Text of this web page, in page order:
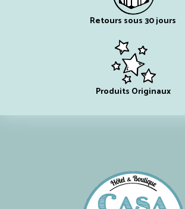
Retours sous 30 jours
Produits Originaux